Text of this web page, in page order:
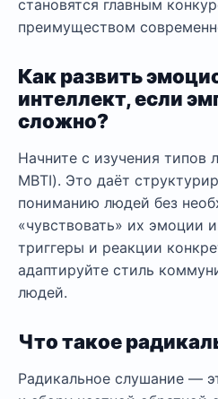
становятся главным
преимуществом
Как развить
интеллект, если
сложно?
Начните с изучения типов
MBTI). Это даёт
пониманию людей без
«чувствовать» их эмоции
триггеры и реакции
адаптируйте стиль
людей.
Что такое
Радикальное слушание —